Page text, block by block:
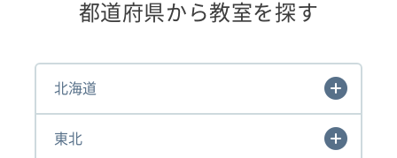
都道府県から教室を探す
北海道
東北